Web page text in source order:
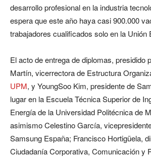
desarrollo profesional en la industria
espera que este año haya casi 900.000
trabajadores cualificados solo en la Unión
El acto de entrega de diplomas, presidido
Martín, vicerrectora de Estructura
UPM, y YoungSoo Kim, presidente de
lugar en la Escuela Técnica Superior de
Energía de la Universidad Politécnica de
asimismo Celestino García,
Samsung España; Francisco Hortigüela,
Ciudadanía Corporativa, Comunicación y